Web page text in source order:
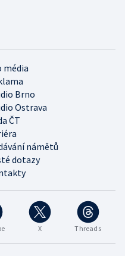
X Threads
média
Brno
Ostrava
ČT
námětů
dotazy